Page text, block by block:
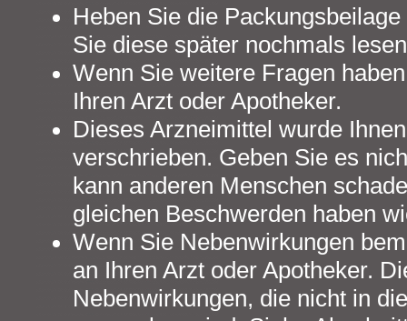
Heben Sie die
Sie diese später nochmals
Wenn Sie weitere Fragen
Ihren Arzt oder Apotheker.
Dieses Arzneimittel wurde
verschrieben. Geben Sie es
kann anderen Menschen
gleichen Beschwerden haben
Wenn Sie Nebenwirkungen
an Ihren Arzt oder Apotheker.
Nebenwirkungen, die nicht in